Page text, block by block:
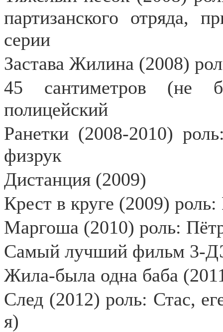
партизанского отряда,
серии
Застава Жилина (2008)
45 сантиметров (не
полицейский
Ранетки (2008-2010)
физрук
Дистанция (2009)
Крест в круге (2009)
Маргоша (2010) роль:
Самый лучший фильм 3-
Жила-была одна баба
След (2012) роль: Стас,
я)